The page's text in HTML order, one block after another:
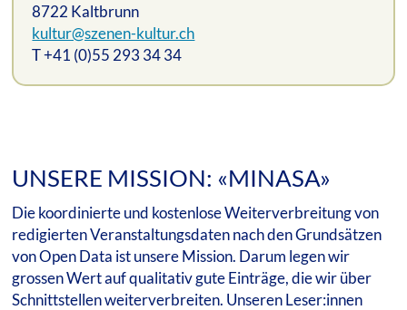
8722 Kaltbrunn
kultur@szenen-kultur.ch
T +41 (0)55 293 34 34
UNSERE MISSION: «MINASA»
Die koordinierte und kostenlose Weiterverbreitung von
redigierten Veranstaltungsdaten nach den Grundsätzen
von Open Data ist unsere Mission. Darum legen wir
grossen Wert auf qualitativ gute Einträge, die wir über
Schnittstellen weiterverbreiten. Unseren Leser:innen